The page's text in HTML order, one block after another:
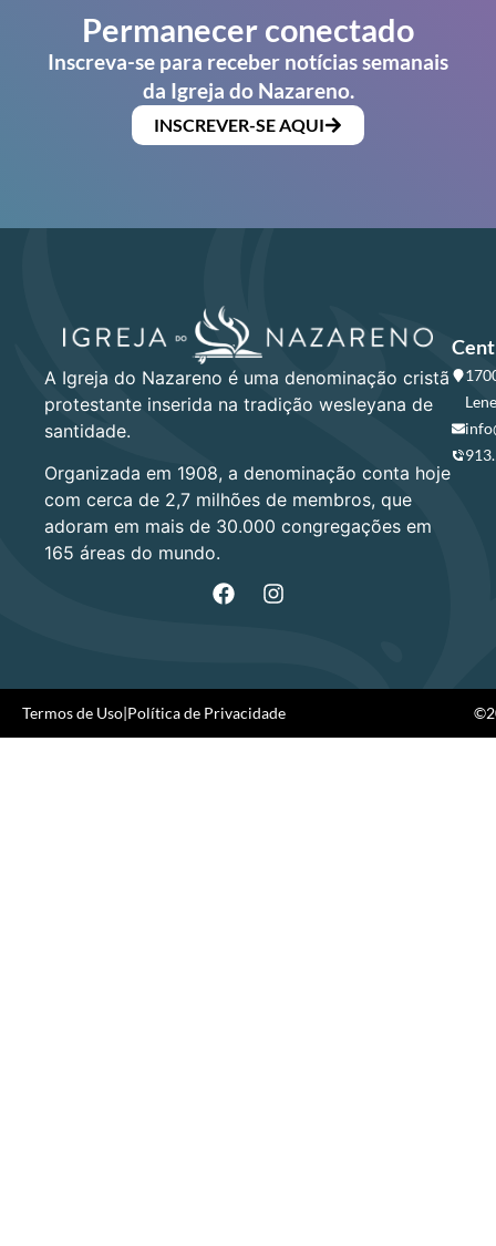
Permanecer conectado
Inscreva-se para receber notícias semanais
da Igreja do Nazareno.
INSCREVER-SE AQUI
A Igreja do Nazareno é uma denominação cristã
protestante inserida na tradição wesleyana de
santidade.
Organizada em 1908, a denominação conta hoje
com cerca de 2,7 milhões de membros, que
adoram em mais de 30.000 congregações em
165 áreas do mundo.
Termos de Uso|Política de Privacidade